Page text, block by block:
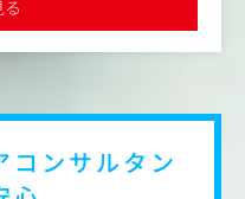
る、インパクトのある
ーンを太く、強く動か
を生み出す
経由でのご入社実績があり
コンサルタン